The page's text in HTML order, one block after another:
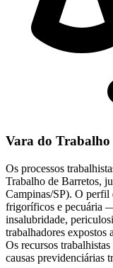
Vara do
Os processos
Trabalho de Barretos,
Campinas/SP). O perfil
frigoríficos e pecuária
insalubridade,
trabalhadores expostos
Os recursos
causas previdenciárias